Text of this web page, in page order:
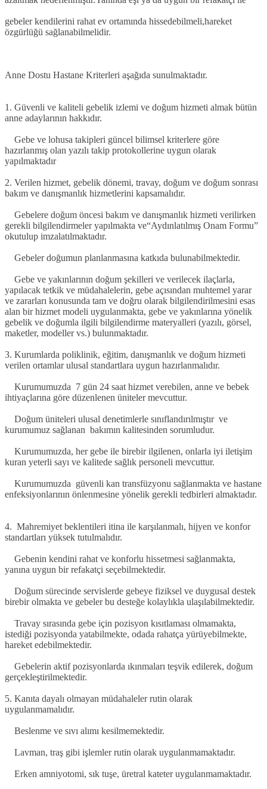
gebeler kendilerini rahat ev ortamında hissedebilmeli,hareket
özgürlüğü sağlanabilmelidir.
Anne Dostu Hastane Kriterleri aşağıda sunulmaktadır.
1. Güvenli ve kaliteli gebelik izlemi ve doğum hizmeti almak bütün
anne adaylarının hakkıdır.
Gebe ve lohusa takipleri güncel bilimsel kriterlere göre
hazırlanmış olan yazılı takip protokollerine uygun olarak
yapılmaktadır
2. Verilen hizmet, gebelik dönemi, travay, doğum ve doğum sonrası
bakım ve danışmanlık hizmetlerini kapsamalıdır.
Gebelere doğum öncesi bakım ve danışmanlık hizmeti verilirken
gerekli bilgilendirmeler yapılmakta ve“Aydınlatılmış Onam Formu”
okutulup imzalatılmaktadır.
Gebeler doğumun planlanmasına katkıda bulunabilmektedir.
Gebe ve yakınlarının doğum şekilleri ve verilecek ilaçlarla,
yapılacak tetkik ve müdahalelerin, gebe açısından muhtemel yarar
ve zararları konusunda tam ve doğru olarak bilgilendirilmesini esas
alan bir hizmet modeli uygulanmakta, gebe ve yakınlarına yönelik
gebelik ve doğumla ilgili bilgilendirme materyalleri (yazılı, görsel,
maketler, modeller vs.) bulunmaktadır.
3. Kurumlarda poliklinik, eğitim, danışmanlık ve doğum hizmeti
verilen ortamlar ulusal standartlara uygun hazırlanmalıdır.
Kurumumuzda 7 gün 24 saat hizmet verebilen, anne ve bebek
ihtiyaçlarına göre düzenlenen üniteler mevcuttur.
Doğum üniteleri ulusal denetimlerle sınıflandırılmıştır ve
kurumumuz sağlanan bakımın kalitesinden sorumludur.
Kurumumuzda, her gebe ile birebir ilgilenen, onlarla iyi iletişim
kuran yeterli sayı ve kalitede sağlık personeli mevcuttur.
Kurumumuzda güvenli kan transfüzyonu sağlanmakta ve hastane
enfeksiyonlarının önlenmesine yönelik gerekli tedbirleri almaktadır.
4. Mahremiyet beklentileri itina ile karşılanmalı, hijyen ve konfor
standartları yüksek tutulmalıdır.
Gebenin kendini rahat ve konforlu hissetmesi sağlanmakta,
yanına uygun bir refakatçi seçebilmektedir.
Doğum sürecinde servislerde gebeye fiziksel ve duygusal destek
birebir olmakta ve gebeler bu desteğe kolaylıkla ulaşılabilmektedir.
Travay sırasında gebe için pozisyon kısıtlaması olmamakta,
istediği pozisyonda yatabilmekte, odada rahatça yürüyebilmekte,
hareket edebilmektedir.
Gebelerin aktif pozisyonlarda ıkınmaları teşvik edilerek, doğum
gerçekleştirilmektedir.
5. Kanıta dayalı olmayan müdahaleler rutin olarak
uygulanmamalıdır.
Beslenme ve sıvı alımı kesilmemektedir.
Lavman, traş gibi işlemler rutin olarak uygulanmamaktadır.
Erken amniyotomi, sık tuşe, üretral kateter uygulanmamaktadır.